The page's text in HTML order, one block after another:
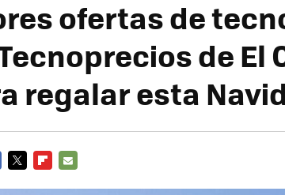
ofertas de
de El
regalar esta